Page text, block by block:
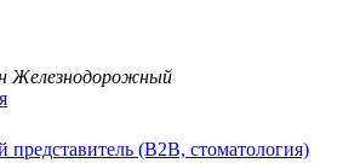
н Железнодорожный
(B2B, стоматология)